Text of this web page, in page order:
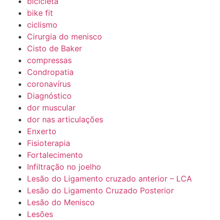
bike fit
ciclismo
Cirurgia do menisco
Cisto de Baker
compressas
Condropatia
coronavírus
Diagnóstico
dor muscular
dor nas articulações
Enxerto
Fisioterapia
Fortalecimento
Infiltração no joelho
Lesão do Ligamento cruzado anterior – LCA
Lesão do Ligamento Cruzado Posterior
Lesão do Menisco
Lesões